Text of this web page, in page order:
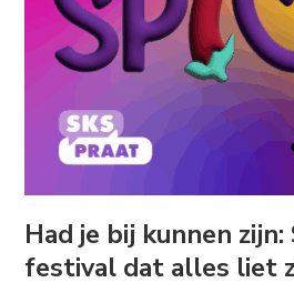
Had je bij kunnen zijn:
festival dat alles liet